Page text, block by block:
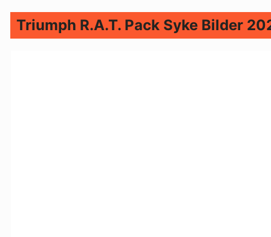
Triumph R.A.T. Pack Syke Bilder